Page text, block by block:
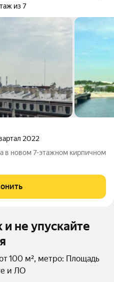
из 7
2022
в новом 7-этажном кирпичном
не упускайте
100 м², метро: Площадь
и ЛО